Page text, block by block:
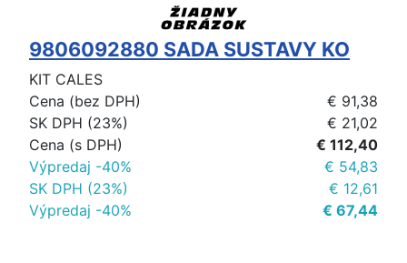
9806092880 SADA SUSTAVY KO
KIT CALES
Cena (bez DPH)
€ 91,38
SK DPH (23%)
€ 21,02
Cena (s DPH)
€ 112,40
Výpredaj -40%
€ 54,83
SK DPH (23%)
€ 12,61
Výpredaj -40%
€ 67,44